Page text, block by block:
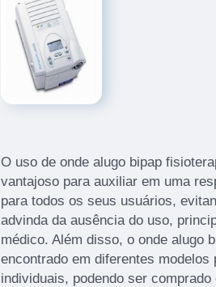
O uso de onde alugo bipap
vantajoso para auxiliar em uma
para todos os seus usuários,
advinda da ausência do uso,
médico. Além disso, o onde alugo
encontrado em diferentes
individuais, podendo ser